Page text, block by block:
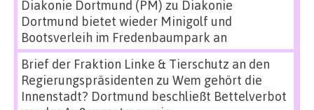
Diakonie Dortmund (PM) zu Diakonie
Dortmund bietet wieder Minigolf und
Bootsverleih im Fredenbaumpark an
Brief der Fraktion Linke & Tierschutz an den
Regierungspräsidenten zu Wem gehört die
Innenstadt? Dortmund beschließt Bettelverbot